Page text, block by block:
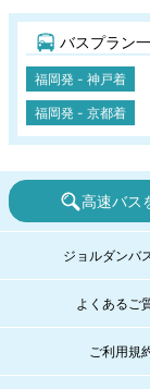
バスプラン
福岡発 - 神戸着
福岡発 - 京都着
高速バス
ジョルダンバ
よくあるご
ご利用規